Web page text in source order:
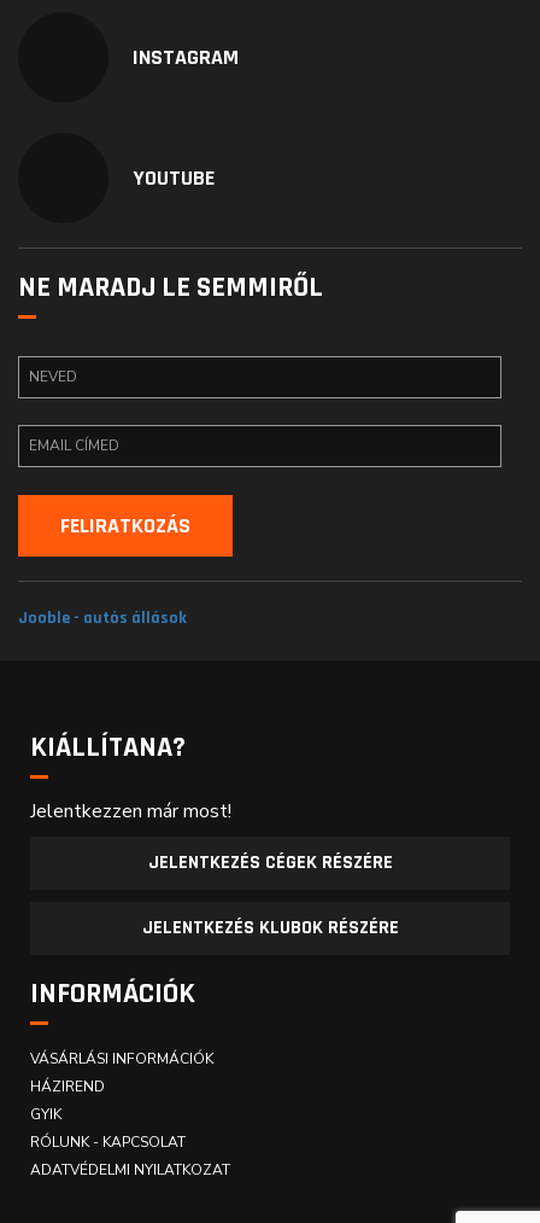
INSTAGRAM
YOUTUBE
NE MARADJ LE SEMMIRŐL
Jooble - autós állások
KIÁLLÍTANA?
Jelentkezzen már most!
JELENTKEZÉS CÉGEK RÉSZÉRE
JELENTKEZÉS KLUBOK RÉSZÉRE
INFORMÁCIÓK
VÁSÁRLÁSI INFORMÁCIÓK
HÁZIREND
GYIK
RÓLUNK - KAPCSOLAT
ADATVÉDELMI NYILATKOZAT